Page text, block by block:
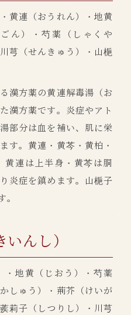
黄連（おうれん）・地黄
ん）・芍薬（しゃくや
芎（せんきゅう）・山梔
漢方薬の黄連解毒湯（お
漢方薬です。炎症やアト
部分は血を補い、肌に栄
す。黄連・黄芩・黄柏・
黄連は上半身・黄芩は胴
炎症を鎮めます。山梔子
。
んし）
・地黄（じおう）・芍薬
しゅう）・荊芥（けいが
莉子（しつりし）・川芎